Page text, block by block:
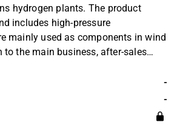
hydrogen plants. The product
includes high-pressure
mainly used as components in wind
to the main business, after-sales
maintenance are offered. Customers
sector, and projects are carried
and in collaboration with other
held on a global level, with the
-
-